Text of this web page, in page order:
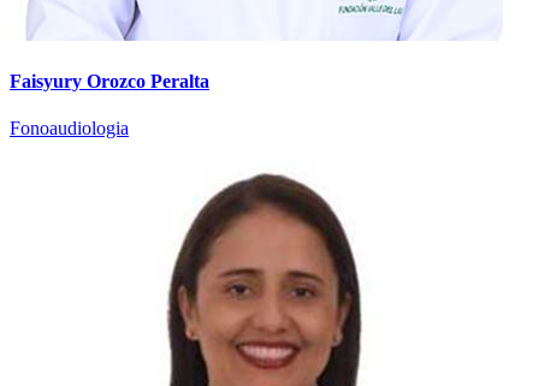
Faisyury Orozco Peralta
Fonoaudiologia